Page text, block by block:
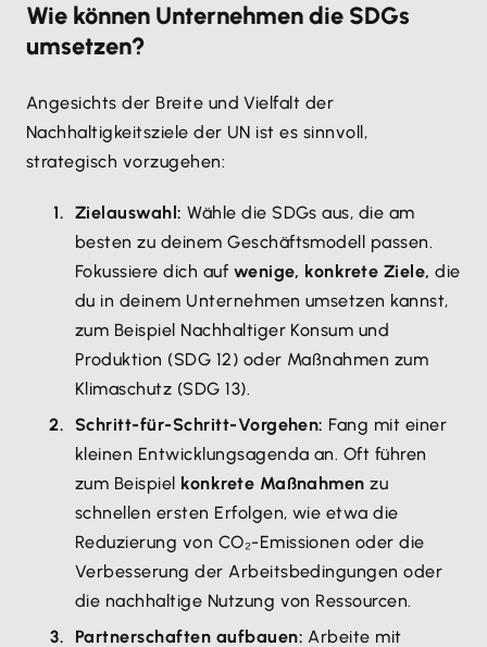
Wie können Unternehmen die SDGs
umsetzen?
Angesichts der Breite und Vielfalt der
Nachhaltigkeitsziele der UN ist es sinnvoll,
strategisch vorzugehen:
Zielauswahl: Wähle die SDGs aus, die am
besten zu deinem Geschäftsmodell passen.
Fokussiere dich auf wenige, konkrete Ziele, die
du in deinem Unternehmen umsetzen kannst,
zum Beispiel Nachhaltiger Konsum und
Produktion (SDG 12) oder Maßnahmen zum
Klimaschutz (SDG 13).
Schritt-für-Schritt-Vorgehen: Fang mit einer
kleinen Entwicklungsagenda an. Oft führen
zum Beispiel konkrete Maßnahmen zu
schnellen ersten Erfolgen, wie etwa die
Reduzierung von CO₂-Emissionen oder die
Verbesserung der Arbeitsbedingungen oder
die nachhaltige Nutzung von Ressourcen.
Partnerschaften aufbauen: Arbeite mit